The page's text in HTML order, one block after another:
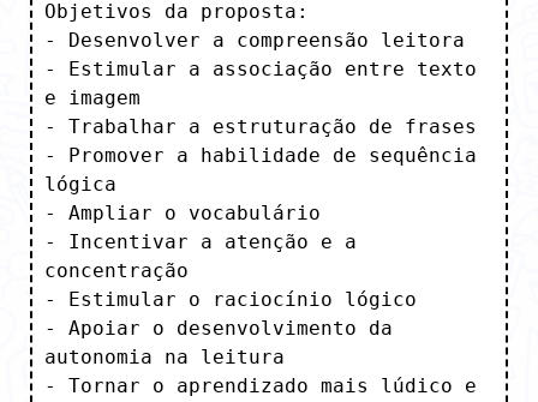
Objetivos da proposta:
- Desenvolver a compreensão leitora
- Estimular a associação entre texto
e imagem
- Trabalhar a estruturação de frases
- Promover a habilidade de sequência
lógica
- Ampliar o vocabulário
- Incentivar a atenção e a
concentração
- Estimular o raciocínio lógico
- Apoiar o desenvolvimento da
autonomia na leitura
- Tornar o aprendizado mais lúdico e